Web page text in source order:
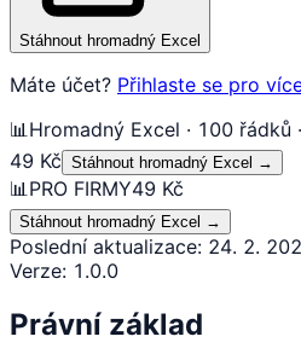
Stáhnout hromadný Excel
Máte účet? Přihlaste se pro
📊 Hromadný Excel · 100 řádků
49 Kč Stáhnout hromadný Excel →
📊 PRO FIRMY49 Kč
Stáhnout hromadný Excel →
Poslední aktualizace: 24. 2.
Verze: 1.0.0
Právní základ